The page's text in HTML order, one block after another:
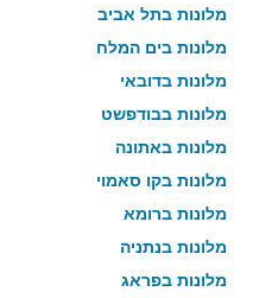
מלונות בתל אביב
מלונות בים המלח
מלונות בדובאי
מלונות בבודפשט
מלונות באתונה
מלונות בקו סאמוי
מלונות ברומא
מלונות בנתניה
מלונות בפראג